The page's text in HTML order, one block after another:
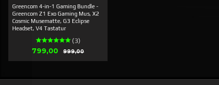
Greencom 4-in-1 Gaming Bundle -
Greencom Z1 Exo Gaming Mus, X2
Cosmic Musematte, G3 Eclipse
Headset, V4 Tastatur
(3)
Tilbud
799,00 999,00Rabatt